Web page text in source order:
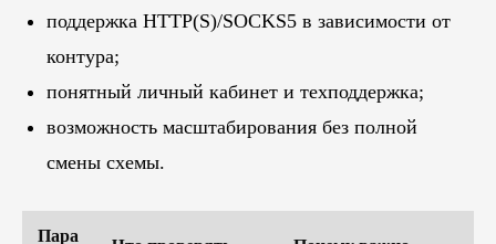
поддержка HTTP(S)/SOCKS5 в зависимости от
контура;
понятный личный кабинет и техподдержка;
возможность масштабирования без полной
смены схемы.
Пара